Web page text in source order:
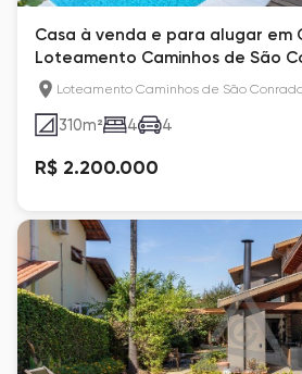
Casa à venda e para alugar em
Loteamento Caminhos de São
com 4 quartos
Loteamento Caminhos de São
310m² 4 4
R$ 2.200.000